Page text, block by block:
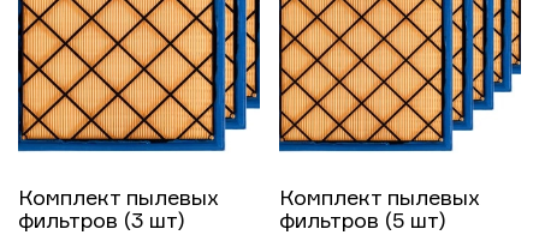
Комплект пылевых
фильтров (3 шт)
Комплект пылевых
фильтров (5 шт)